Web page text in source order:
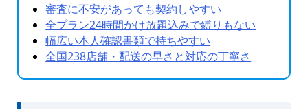
審査に不安があっても契約しやすい
全プラン24時間かけ放題込みで縛りもない
幅広い本人確認書類で持ちやすい
全国238店舗・配送の早さと対応の丁寧さ